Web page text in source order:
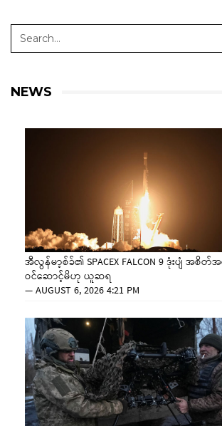
NEWS
အီလွန်မာ့စ်ခ်၏ SPACEX FALCON 9 ဒုံးပျံ အစိ
ဝင်ဆောင့်မိဟု ယူဆရ
—AUGUST 6, 2026 4:21 PM